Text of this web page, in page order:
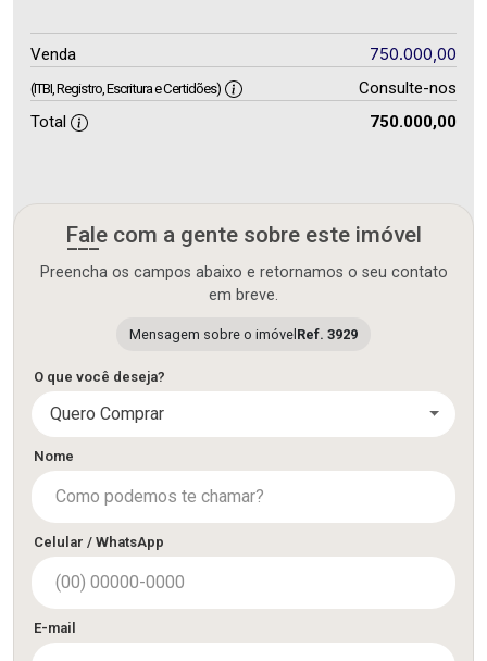
Venda 750.000,00
(ITBI, Registro, Escritura e Certidões)
Consulte-nos
Total
750.000,00
Fale com a gente sobre este imóvel
Preencha os campos abaixo e retornamos o seu contato
em breve.
Mensagem sobre o imóvel Ref. 3929
O que você deseja?
Quero Comprar
Nome
Celular / WhatsApp
E-mail